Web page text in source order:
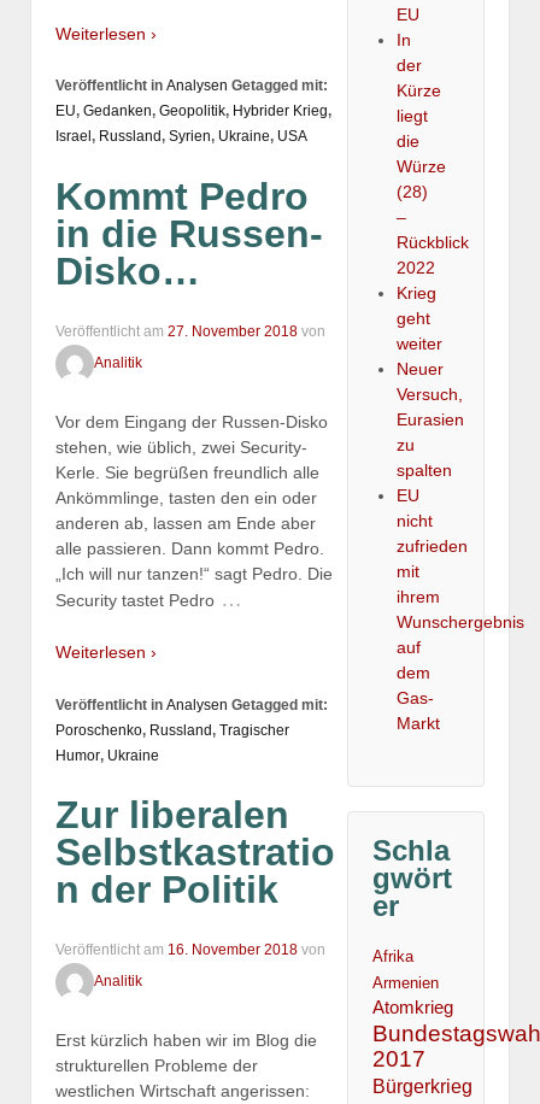
Weiterlesen ›
Veröffentlicht in Analysen Getagged mit:
EU, Gedanken, Geopolitik, Hybrider Krieg,
Israel , Russland, Syrien, Ukraine, USA
Kommt Pedro
in die Russen-
Disko…
Veröffentlicht am 27. November 2018 von
Analitik
Vor dem Eingang der Russen-Disko
stehen, wie üblich, zwei Security-
Kerle. Sie begrüßen freundlich alle
Ankömmlinge, tasten den ein oder
anderen ab, lassen am Ende aber
alle passieren. Dann kommt Pedro.
„Ich will nur tanzen!“ sagt Pedro. Die
Security tastet Pedro …
Weiterlesen ›
Veröffentlicht in Analysen Getagged mit:
Poroschenko, Russland, Tragischer
Humor, Ukraine
Zur liberalen
Selbstkastratio
n der Politik
Veröffentlicht am 16. November 2018 von
Analitik
Erst kürzlich haben wir im Blog die
strukturellen Probleme der
westlichen Wirtschaft angerissen:
EU
In
der
Kürze
liegt
die
Würze
(28)
–
Rückblick
2022
Krieg
geht
weiter
Neuer
Versuch,
Eurasien
zu
spalten
EU
nicht
zufrieden
mit
ihrem
Wunschergebnis
auf
dem
Gas-
Markt
Schla
gwört
er
Afrika
Armenien
Atomkrieg
2017
Bürgerkrieg